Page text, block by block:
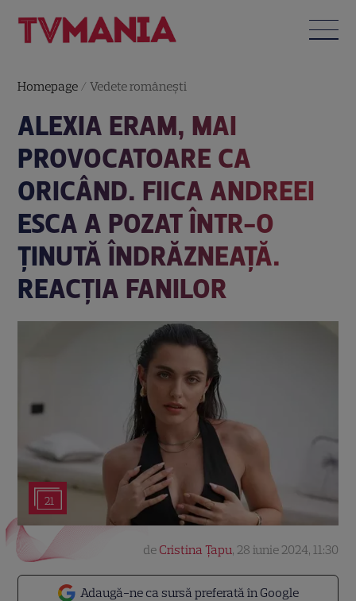
Homepage /Vedete româneşti
ALEXIA ERAM, MAI
PROVOCATOARE CA
ORICÂND. FIICA ANDREEI
ESCA A POZAT ÎNTR-O
ȚINUTĂ ÎNDRĂZNEAȚĂ.
REACȚIA FANILOR
21
Adaugă-ne ca sursă preferată în Google
de Cristina Țapu, 28 iunie 2024, 11:30